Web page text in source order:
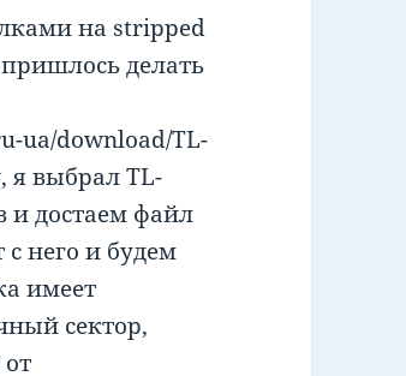
на stripped
делать
ua/download/TL-
я выбрал TL-
и достаем файл
с него и будем
имеет
сектор,